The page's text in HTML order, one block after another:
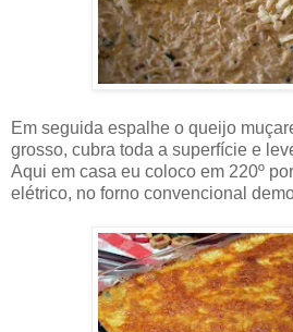
Em seguida espalhe o queijo
grosso, cubra toda a superfície e
Aqui em casa eu coloco em 220º
elétrico, no forno convencional